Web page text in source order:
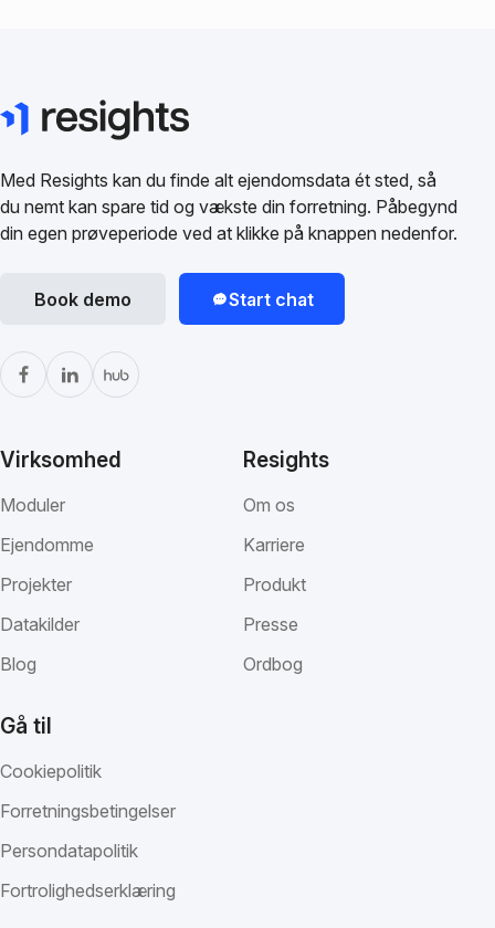
Med Resights kan du finde alt ejendomsdata ét sted, så
du nemt kan spare tid og vækste din forretning. Påbegynd
din egen prøveperiode ved at klikke på knappen nedenfor.
Book demo Start chat
Virksomhed
Moduler
Ejendomme
Projekter
Datakilder
Blog
Resights
Om os
Karriere
Produkt
Presse
Ordbog
Gå til
Cookiepolitik
Forretningsbetingelser
Persondatapolitik
Fortrolighedserklæring